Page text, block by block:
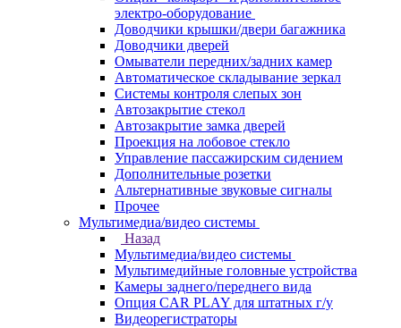
электро-оборудование
Доводчики крышки/двери багажника
Доводчики дверей
Омыватели передних/задних камер
Автоматическое складывание зеркал
Системы контроля слепых зон
Автозакрытие стекол
Автозакрытие замка дверей
Проекция на лобовое стекло
Управление пассажирским сидением
Дополнительные розетки
Альтернативные звуковые сигналы
Прочее
Мультимедиа/видео системы
Назад
Мультимедиа/видео системы
Мультимедийные головные устройства
Камеры заднего/переднего вида
Опция CAR PLAY для штатных г/у
Видеорегистраторы